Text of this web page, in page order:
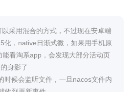
分。
谁推送？nacos主动推送给应用？
拉取？
版本记录信息，是示意图吗？
功能”部分有一个图，图的中间是操
间都是晚于2022年1月份的。请
采用混合的方式，不过现在安卓端
化，native日渐式微，如果用手机原
能看淘系app，会发现大部分活动页
身影了
时候会监听文件，一旦nacos文件内